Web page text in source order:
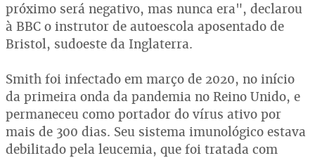
próximo será negativo, mas nunca era", declarou
à BBC o instrutor de autoescola aposentado de
Bristol, sudoeste da Inglaterra.
Smith foi infectado em março de 2020, no início
da primeira onda da pandemia no Reino Unido, e
permaneceu como portador do vírus ativo por
mais de 300 dias. Seu sistema imunológico estava
debilitado pela leucemia, que foi tratada com